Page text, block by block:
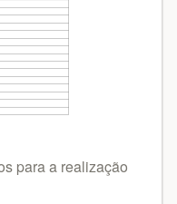
para a realização